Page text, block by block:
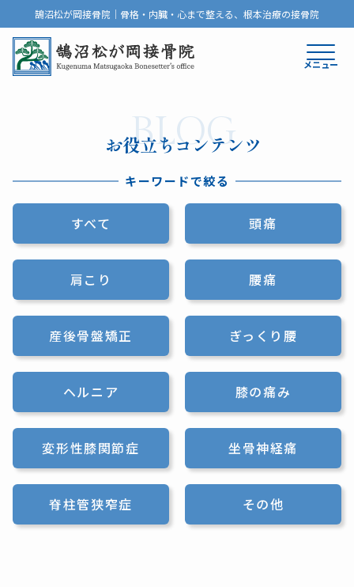
鵠沼松が岡接骨院｜骨格・内臓・心まで整える、根本治療の接骨院
メニュー
BLOG
お役立ちコンテンツ
キーワードで絞る
すべて 頭痛
肩こり 腰痛
産後骨盤矯正 ぎっくり腰
ヘルニア 膝の痛み
変形性膝関節症 坐骨神経痛
脊柱管狭窄症 その他